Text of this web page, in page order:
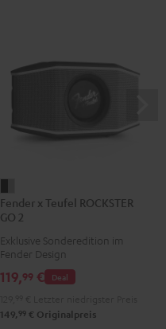
x
Teufel
ROCKSTER
2
&
Fender x Teufel ROCKSTER
GO 2
Exklusive Sonderedition im
Fender Design
Deal
119,99 €
149, 99 € Originalpreis